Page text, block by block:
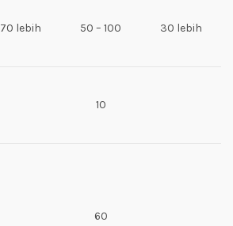
70 lebih 50 – 100 30 lebih
10
60